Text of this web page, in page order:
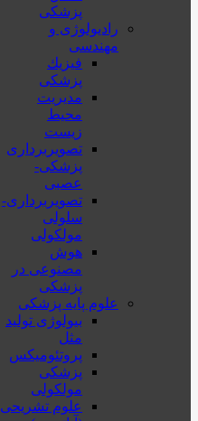
پزشکی
رادیولوژی و
مهندسی
فيزيك
پزشکی
مدیریت
محیط
زیست
تصویربرداری
پزشکی-
عصبی
تصویربرداری-
سلولی
مولکولی
هوش
مصنوعی در
پزشکی
علوم پایه پزشکی
بیولوژی تولید
مثل
پروتئومیکس
پزشکی
مولکولی
علوم تشریحی